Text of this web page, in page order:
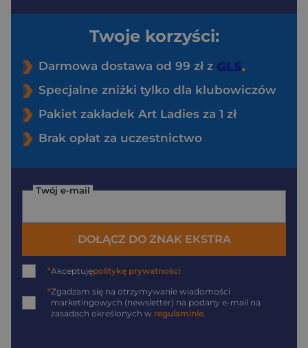
Twoje korzyści:
Darmowa dostawa od 99 zł z
Specjalne zniżki tylko dla klubowiczów
Pakiet zakładek Art Ladies za 1 zł
Brak opłat za uczestnictwo
Twój e-mail
DOŁĄCZ DO ZNAK EKSTRA
*Akceptujępolitykę prywatności
*Zgadzam się na otrzymywanie wiadomości
marketingowych (newsletter) na podany e-mail na
zasadach określonych w regulaminie.